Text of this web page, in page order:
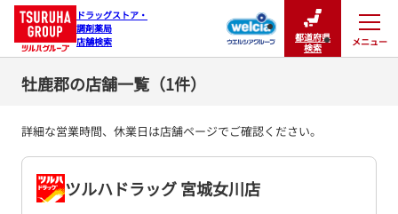
ドラッグストア・
調剤薬局
店舗検索
都道府県
検索
メニュー
閉じる
牡鹿郡の店舗一覧（1件）
詳細な営業時間、休業日は店舗ページでご確認ください。
ツルハドラッグ 宮城女川店